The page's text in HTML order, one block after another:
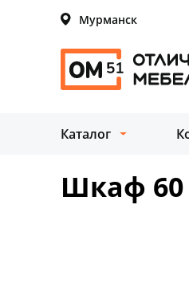
Мурманск
Каталог
Шкаф 60